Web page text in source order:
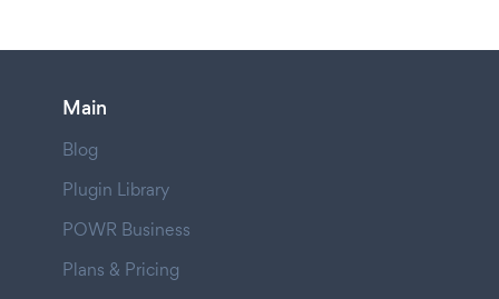
Main
Blog
Plugin Library
POWR Business
Plans & Pricing